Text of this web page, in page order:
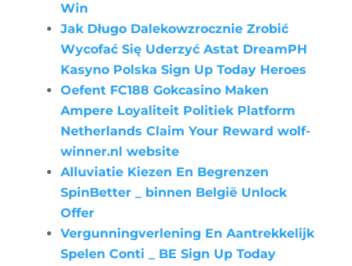
Win
Jak Długo Dalekowzrocznie Zrobić
Wycofać Się Uderzyć Astat DreamPH
Kasyno Polska Sign Up Today Heroes
Oefent FC188 Gokcasino Maken
Ampere Loyaliteit Politiek Platform
Netherlands Claim Your Reward wolf-
winner.nl website
Alluviatie Kiezen En Begrenzen
SpinBetter _ binnen België Unlock
Offer
Vergunningverlening En Aantrekkelijk
Spelen Conti _ BE Sign Up Today